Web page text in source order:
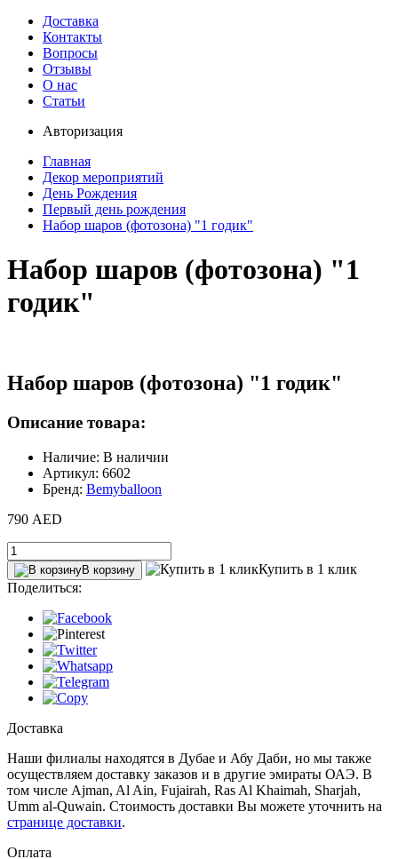
Доставка
Контакты
Вопросы
Отзывы
О нас
Статьи
Авторизация
Главная
Декор мероприятий
День Рождения
Первый день рождения
Набор шаров (фотозона) "1 годик"
Набор шаров (фотозона) "1
годик"
Набор шаров (фотозона) "1 годик"
Описание товара:
Наличие: В наличии
Артикул: 6602
Бренд: Bemyballoon
790 AED
В корзину
Купить в 1 клик
Поделиться:
Доставка
Наши филиалы находятся в Дубае и Абу Даби, но мы также
осуществляем доставку заказов и в другие эмираты ОАЭ. В
том числе Ajman, Al Ain‎, Fujairah, Ras Al Khaimah, Sharjah,
Umm al-Quwain. Стоимость доставки Вы можете уточнить на
странице доставки.
Оплата